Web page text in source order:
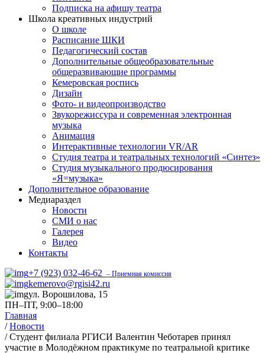
Подписка на афишу театра
Школа креативных индустрий
О школе
Расписание ШКИ
Педагогический состав
Дополнительные общеобразовательные
общеразвивающие программы
Кемеровская роспись
Дизайн
Фото- и видеопроизводство
Звукорежиссура и современная электронная
музыка
Анимация
Интерактивные технологии VR/AR
Студия театра и театральных технологий «Синтез»
Студия музыкального продюсирования
«Я=музыка»
Дополнительное образование
Медиараздел
Новости
СМИ о нас
Галерея
Видео
Контакты
+7 (923) 032-46-62 – Приемная комиссия
kemerovo@rgisi42.ru
ул. Ворошилова, 15
ПН–ПТ, 9:00–18:00
Главная
/ Новости
/ Студент филиала РГИСИ Валентин Чеботарев принял
участие в Молодёжном практикуме по театральной критике